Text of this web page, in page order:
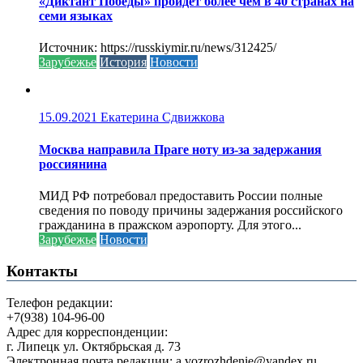
семи языках
Источник: https://russkiymir.ru/news/312425/
Зарубежье История Новости
15.09.2021 Екатерина Сдвижкова
Москва направила Праге ноту из-за задержания
россиянина
МИД РФ потребовал предоставить России полные
сведения по поводу причины задержания российского
гражданина в пражском аэропорту. Для этого...
Зарубежье Новости
Контакты
Телефон редакции:
+7(938) 104-96-00
Адрес для корреспонденции:
г. Липецк ул. Октябрьская д. 73